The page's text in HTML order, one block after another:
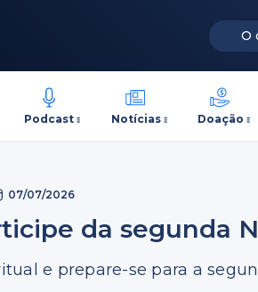
Podcast Notícias Doação
07/07/2026
da segunda
e prepare-se para a